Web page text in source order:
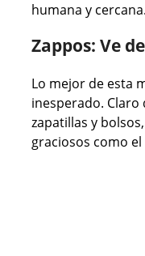
humana y cercana.
Zappos: Ve
Lo mejor de esta
inesperado.
zapatillas y
graciosos como